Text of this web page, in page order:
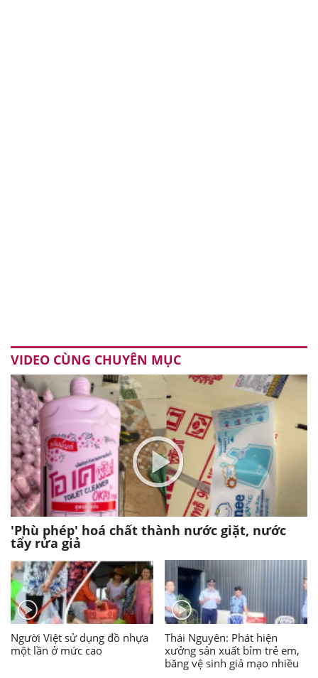
VIDEO CÙNG CHUYÊN MỤC
'Phù phép' hoá chất thành nước giặt, nước
tẩy rửa giả
Người Việt sử dụng đồ nhựa
một lần ở mức cao
Thái Nguyên: Phát hiện
xưởng sản xuất bỉm trẻ em,
băng vệ sinh giả mạo nhiều